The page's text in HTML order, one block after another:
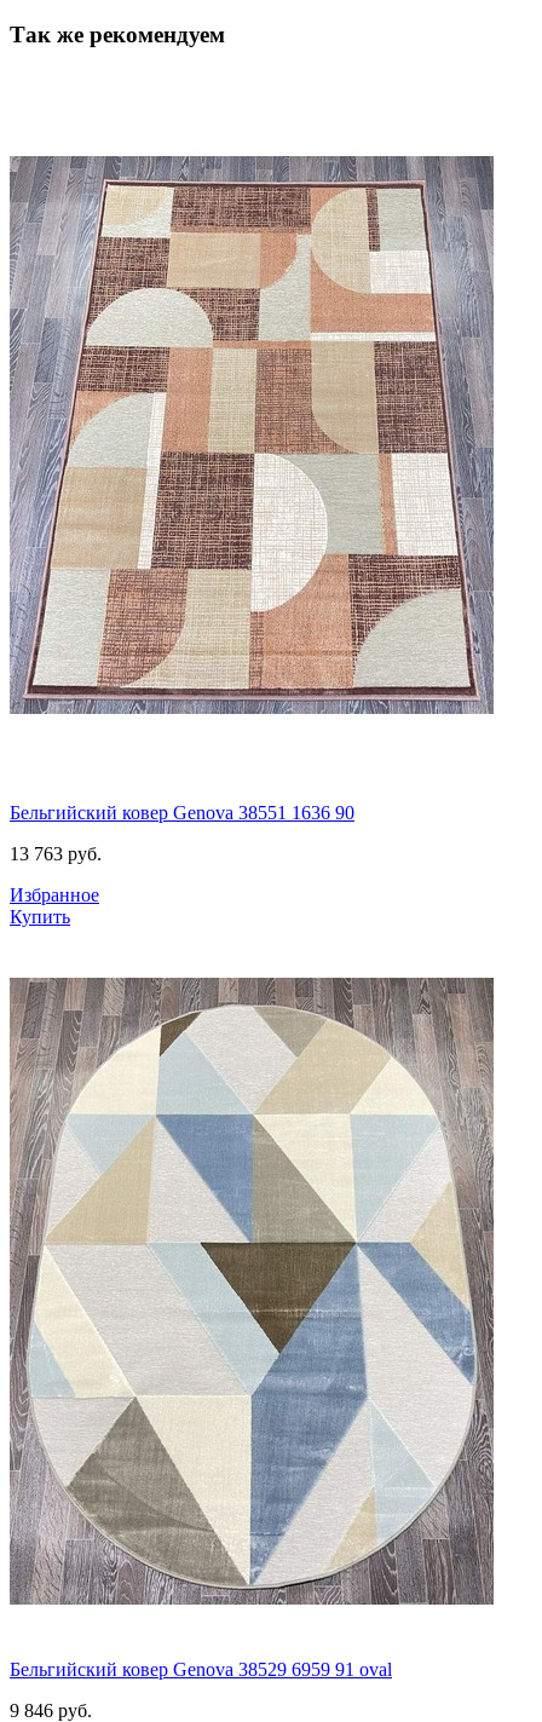
Так же рекомендуем
Бельгийский ковер Genova 38551 1636 90
13 763 руб.
Избранное
Купить
Бельгийский ковер Genova 38529 6959 91 oval
9 846 руб.